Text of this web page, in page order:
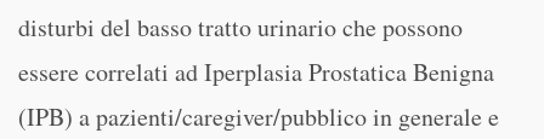
disturbi del basso tratto urinario che possono
essere correlati ad Iperplasia Prostatica Benigna
(IPB) a pazienti/caregiver/pubblico in generale e